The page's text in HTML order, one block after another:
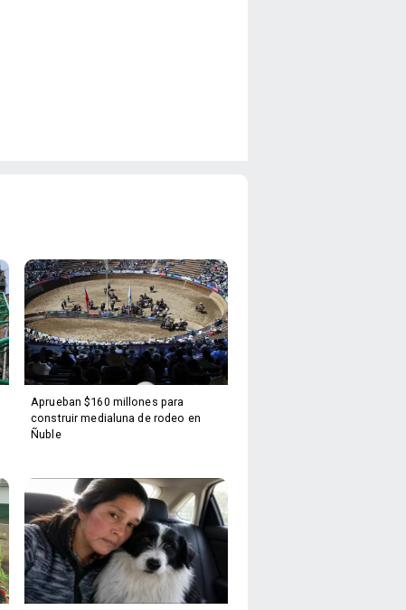
Aprueban $160 millones para
construir medialuna de rodeo en
Ñuble